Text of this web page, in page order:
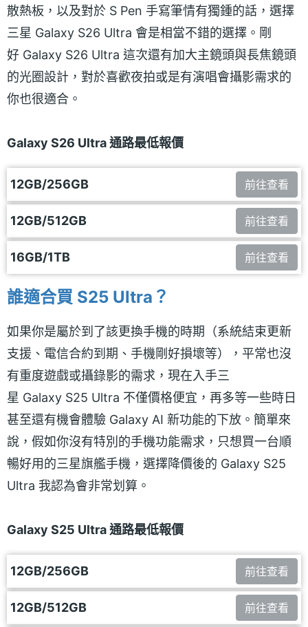
散熱板，以及對於 S Pen 手寫筆情有獨鍾的話，選擇
三星 Galaxy S26 Ultra 會是相當不錯的選擇。剛
好 Galaxy S26 Ultra 這次還有加大主鏡頭與長焦鏡頭
的光圈設計，對於喜歡夜拍或是有演唱會攝影需求的
你也很適合。
Galaxy S26 Ultra 通路最低報價
12GB/256GB 前往查看
12GB/512GB 前往查看
16GB/1TB 前往查看
誰適合買 S25 Ultra？
如果你是屬於到了該更換手機的時期（系統結束更新
支援、電信合約到期、手機剛好損壞等），平常也沒
有重度遊戲或攝錄影的需求，現在入手三
星 Galaxy S25 Ultra 不僅價格便宜，再多等一些時日
甚至還有機會體驗 Galaxy AI 新功能的下放。簡單來
說，假如你沒有特別的手機功能需求，只想買一台順
暢好用的三星旗艦手機，選擇降價後的 Galaxy S25
Ultra 我認為會非常划算。
Galaxy S25 Ultra 通路最低報價
12GB/256GB 前往查看
12GB/512GB 前往查看